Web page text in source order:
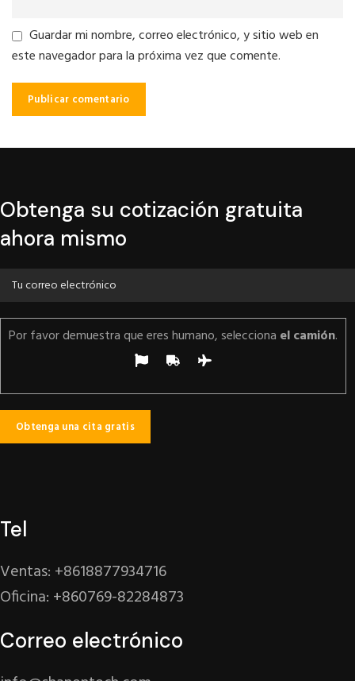
Guardar mi nombre, correo electrónico, y sitio web en
este navegador para la próxima vez que comente.
Obtenga su cotización gratuita
ahora mismo
Por favor demuestra que eres humano, selecciona el camión.
Tel
Ventas: +8618877934716
Oficina: +860769-82284873
Correo electrónico